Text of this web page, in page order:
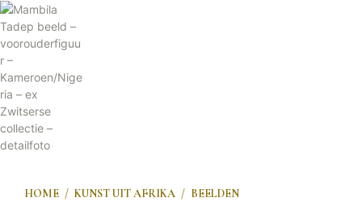
HOME / KUNST UIT AFRIKA / BEELDEN